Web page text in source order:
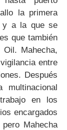
la primera
y a la que se
que también
Mahecha,
entre
Después
en los
encargados
Mahecha